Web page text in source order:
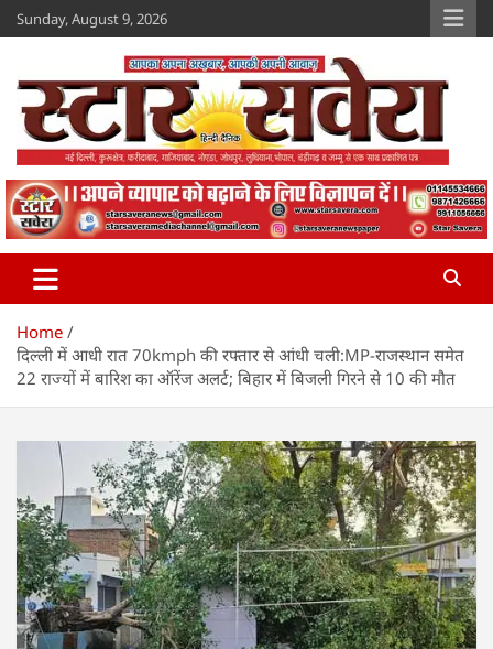
Skip
to
Sunday, August 9, 2026
Star Savera
www.starsavera.com
Home
दिल्ली में आधी रात 70kmph की रफ्तार से आंधी चली:MP-राजस्थान समेत
22 राज्यों में बारिश का ऑरेंज अलर्ट; बिहार में बिजली गिरने से 10 की मौत